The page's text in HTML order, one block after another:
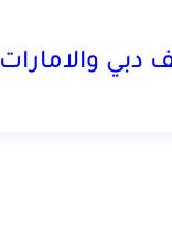
دبي والامارات